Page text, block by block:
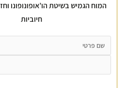
המוח הגמיש בשיטת הו’אופונופונו
חיוביות